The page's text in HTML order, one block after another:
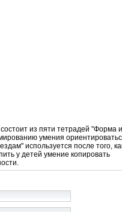
из пяти тетрадей "Форма
умения
используется после того,
у детей умение копировать